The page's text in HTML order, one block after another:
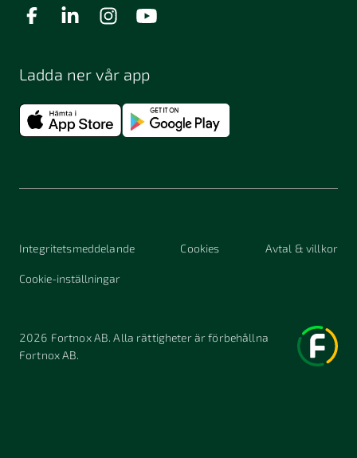
Ladda ner vår app
Integritetsmeddelande Cookies Avtal & villkor
Cookie-inställningar
2026 Fortnox AB. Alla rättigheter är förbehållna
Fortnox AB.